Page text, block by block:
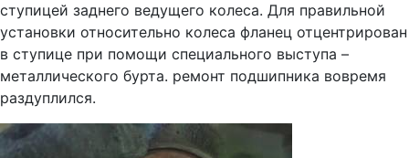
ступицей заднего ведущего колеса. Для правильной
установки относительно колеса фланец отцентрирован
в ступице при помощи специального выступа –
металлического бурта. ремонт подшипника вовремя
раздуплился.